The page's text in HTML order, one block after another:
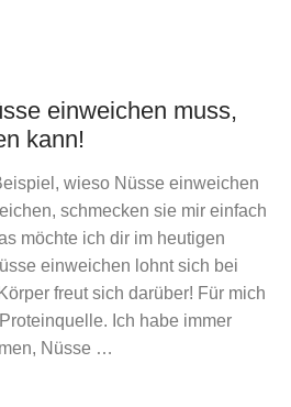
einweichen muss,
kann!
wieso Nüsse einweichen
schmecken sie mir einfach
möchte ich dir im heutigen
einweichen lohnt sich bei
freut sich darüber! Für mich
Ich habe immer
Nüsse …